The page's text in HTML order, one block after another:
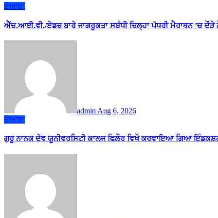
ਦੋਆਬਾ
ਐੱਚ.ਆਈ.ਵੀ./ਏਡਜ਼ ਬਾਰੇ ਜਾਗਰੂਕਤਾ ਸਬੰਧੀ ਜ਼ਿਲ੍ਹਾ ਪੱਧਰੀ ਮੈਰਾਥਨ ’ਚ ਦੌੜੇ
admin Aug 6, 2026
ਦੋਆਬਾ
ਗੁਰੂ ਨਾਨਕ ਦੇਵ ਯੂਨੀਵਰਸਿਟੀ ਕਾਲਜ ਫਿਲੌਰ ਵਿਖੇ ਕਰਵਾਇਆ ਗਿਆ